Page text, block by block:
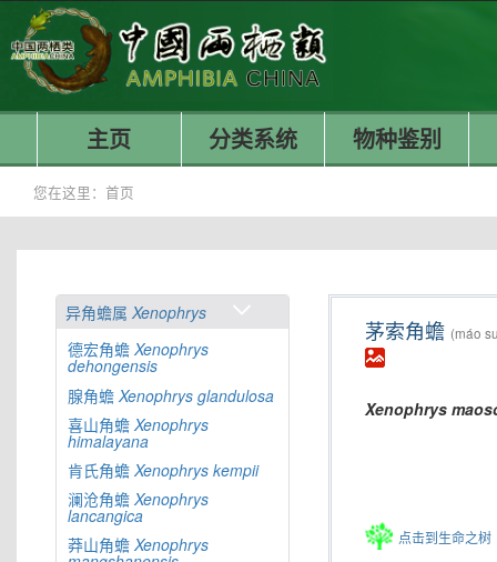
主页 分类系统 物种鉴别
您在这里： 首页
异角蟾属 Xenophrys
德宏角蟾 Xenophrys
dehongensis
腺角蟾 Xenophrys glandulosa
喜山角蟾 Xenophrys
himalayana
肯氏角蟾 Xenophrys kempii
澜沧角蟾 Xenophrys
lancangica
莽山角蟾 Xenophrys
茅索角蟾 (máo
Xenophrys
点击到生命之树